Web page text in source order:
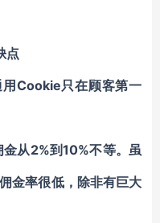
点
Cookie只在顾客第一
从2%到10%不等。虽
金率很低，除非有巨大